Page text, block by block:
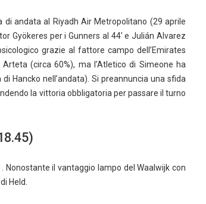
di andata al Riyadh Air Metropolitano (29 aprile
Gyökeres per i Gunners al 44′ e Julián Alvarez
grazie al fattore campo dell’Emirates
(circa 60%), ma l’Atletico di Simeone ha
Hancko nell’andata). Si preannuncia una sfida
la vittoria obbligatoria per passare il turno
Nonostante il vantaggio lampo del Waalwijk con
Held.